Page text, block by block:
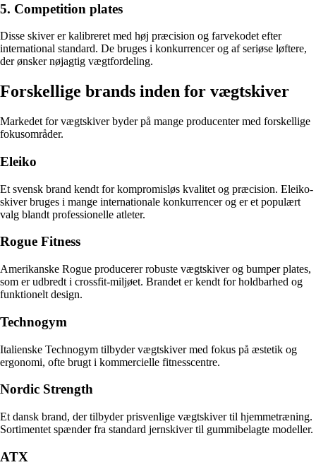
5. Competition plates
Disse skiver er kalibreret med høj præcision og farvekodet efter
international standard. De bruges i konkurrencer og af seriøse løftere,
der ønsker nøjagtig vægtfordeling.
Forskellige brands inden for vægtskiver
Markedet for vægtskiver byder på mange producenter med forskellige
fokusområder.
Eleiko
Et svensk brand kendt for kompromisløs kvalitet og præcision. Eleiko-
skiver bruges i mange internationale konkurrencer og er et populært
valg blandt professionelle atleter.
Rogue Fitness
Amerikanske Rogue producerer robuste vægtskiver og bumper plates,
som er udbredt i crossfit-miljøet. Brandet er kendt for holdbarhed og
funktionelt design.
Technogym
Italienske Technogym tilbyder vægtskiver med fokus på æstetik og
ergonomi, ofte brugt i kommercielle fitnesscentre.
Nordic Strength
Et dansk brand, der tilbyder prisvenlige vægtskiver til hjemmetræning.
Sortimentet spænder fra standard jernskiver til gummibelagte modeller.
ATX